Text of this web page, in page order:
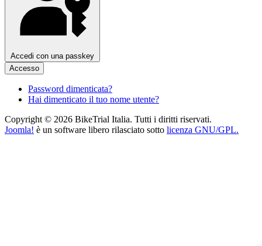
Accedi con una passkey
Accesso
Password dimenticata?
Hai dimenticato il tuo nome utente?
Copyright © 2026 BikeTrial Italia. Tutti i diritti riservati.
Joomla! è un software libero rilasciato sotto licenza GNU/GPL.